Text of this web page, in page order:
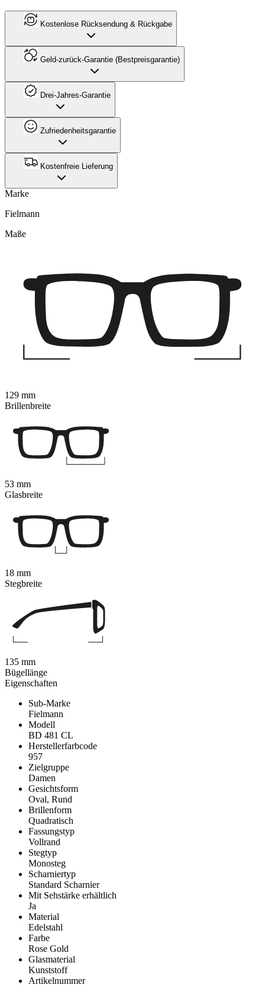
Kostenlose Rücksendung & Rückgabe
Geld-zurück-Garantie (Bestpreisgarantie)
Drei-Jahres-Garantie
Zufriedenheitsgarantie
Kostenfreie Lieferung
Marke
Fielmann
Eigenschaften
Sub-Marke
Fielmann
Modell
BD 481 CL
Herstellerfarbcode
957
Zielgruppe
Damen
Gesichtsform
Oval, Rund
Brillenform
Quadratisch
Fassungstyp
Vollrand
Stegtyp
Monosteg
Scharniertyp
Standard Scharnier
Mit Sehstärke erhältlich
Ja
Material
Edelstahl
Farbe
Rose Gold
Glasmaterial
Kunststoff
Artikelnummer
Maße
129 mm
Brillenbreite
53 mm
Glasbreite
18 mm
Stegbreite
135 mm
Bügellänge